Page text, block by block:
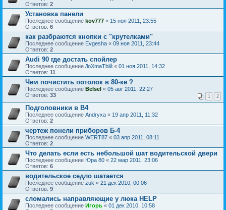
Ответов: 2
Установка панели
Последнее сообщение kov777 « 15 ноя 2011, 23:55
Ответов: 6
как разбраются кнопки с "крутелками"
Последнее сообщение Evgesha « 09 ноя 2011, 23:44
Ответов: 2
Audi 90 где достать спойлер
Последнее сообщение /loXmaTblй « 01 ноя 2011, 14:32
Ответов: 11
Чем почистить потолок в 80-ке ?
Последнее сообщение Belsel « 05 авг 2011, 22:27
Ответов: 33 1 2
Подголовники в B4
Последнее сообщение Andryxa « 19 апр 2011, 11:32
Ответов: 2
чертеж понели приборов Б-4
Последнее сообщение WERT87 « 03 апр 2011, 08:11
Ответов: 2
Что делать если есть небольшой шат водительской двери
Последнее сообщение Юра 80 « 22 мар 2011, 23:06
Ответов: 6
водительское седло шатается
Последнее сообщение zuk « 21 дек 2010, 00:06
Ответов: 9
сломались направляющие у люка HELP
Последнее сообщение Игорь « 01 дек 2010, 10:58